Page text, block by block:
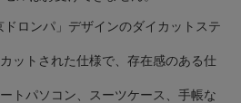
ロンパ」デザインのダイカットステ
ットされた仕様で、存在感のある仕
トパソコン、スーツケース、手帳な